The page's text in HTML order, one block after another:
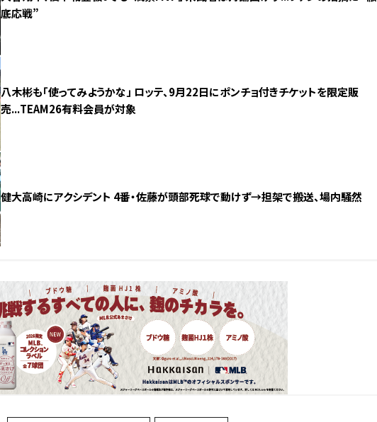
底応戦”
八木彬も「使ってみようかな」 ロッテ、9月22日にポンチョ付きチケットを限定販
売...TEAM26有料会員が対象
健大高崎にアクシデント 4番・佐藤が頭部死球で動けず→担架で搬送、場内騒然